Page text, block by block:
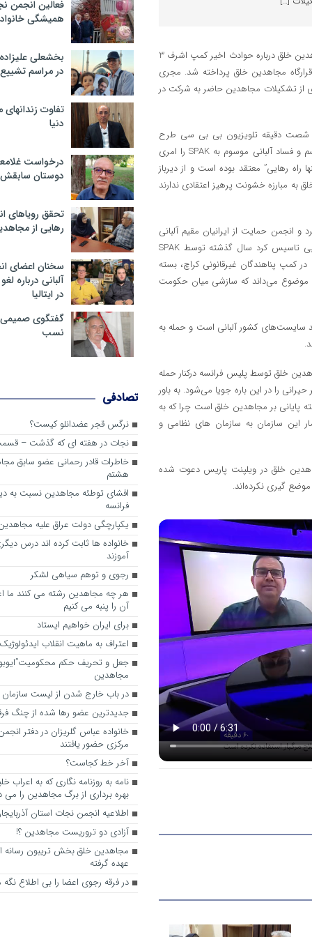
تلویزیون بی بی سی شب گذشته با حسن حیرانی عضو پیشین سازمان مجاهدین خلق درباره حوادث اخیر کمپ اشرف 3
مجاهدین خلق پرداخته شد. مجری
از تشکیلات مجاهدین حاضر به شرکت در
شصت دقیقه تلویزیون بی بی سی طرح
موضوع جرایم سازمان یافته درباره مجاهدین خلق از سوی پلیس ضد تروریسم و فساد آلبانی موسوم به SPAK را امری
رهایی” معتقد بوده است و از دیرباز
به مبارزه خشونت پرهیز اعتقادی ندارند
حمایت از ایرانیان مقیم آلبانی
(آسیلا) را همراه با چند عضو جدا شده دیگر و به یاری چند شهروند آلبانیایی تاسیس کرد سال گذشته توسط SPAK
پناهندگان غیرقانونی کراچ، بسته
این موضوع می‌داند که سازشی میان حکومت
سایست‌های کشور آلبانی است و حمله به
خلق توسط پلیس فرانسه درکنار حمله
را در این باره جویا می‌شود. به باور
پایانی بر مجاهدین خلق است چرا که به
این سازمان به سازمان های نظامی و
سالانه مجاهدین خلق در ویلپنت پاریس دعوت شده
گیری نکرده‌اند.
فعالین انجمن
همیشگی
بخشعلی
در مراسم
تفاوت
دنیا
درخواست
دوستان
تحقق رویاهای
رهایی از
سخنان اعضای
آلبانی درباره
در ایتالیا
گفتگوی صمیمی
نسب
تصادفی
نرگس قجر عضدانلو کیست؟
نجات در هفته ای که گذشت – قسمت
خاطرات قادر رحمانی عضو سابق
هشتم
افشای توطئه مجاهدین نسبت به
فرانسه
یکپارچگی دولت عراق علیه
خانواده ها ثابت کرده اند درس
آموزند
رجوی و توهم سیاهی لشکر
هر چه مجاهدین رشته می کنند ما
آن را پنبه می کنیم
برای ایران خواهیم ایستاد
اعتراف به ماهیت انقلاب
جعل و تحریف حکم
مجاهدین
در باب خارج شدن از لیست
جدیدترین عضو رها شده از چنگ
خانواده عباس گلریزان در دفتر
مرکزی حضور یافتند
آخر خط کجاست؟
نامه به روزنامه نگاری که به اعراب
بهره برداری از برگ مجاهدین را
اطلاعیه انجمن نجات استان
آزادی دو تروریست مجاهدین ؟!
مجاهدین خلق بخش تریبون رسانه
عهده گرفته
در فرقه رجوی اعضا را بی اطلاع نگه